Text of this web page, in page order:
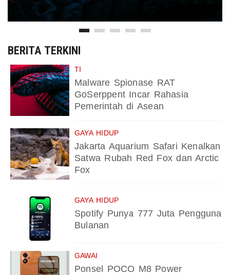
BERITA TERKINI
TI
Malware Spionase RAT
GoSerppent Incar Rahasia
Pemerintah di Asean
GAYA HIDUP
Jakarta Aquarium Safari Kenalkan
Satwa Rubah Red Fox dan Arctic
Fox
GAYA HIDUP
Spotify Punya 777 Juta Pengguna
Bulanan
GAWAI
Ponsel POCO M8 Power